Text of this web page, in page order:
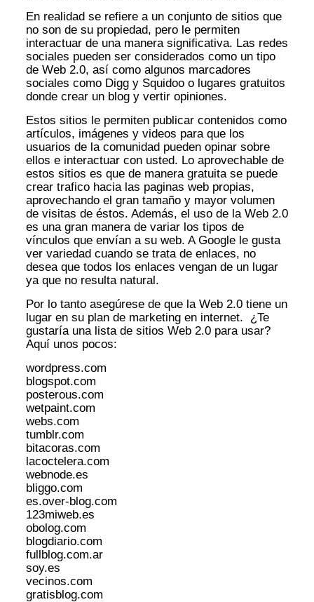
En realidad se refiere a un conjunto de sitios que
no son de su propiedad, pero le permiten
interactuar de una manera significativa. Las redes
sociales pueden ser considerados como un tipo
de Web 2.0, así como algunos marcadores
sociales como Digg y Squidoo o lugares gratuitos
donde crear un blog y vertir opiniones.
Estos sitios le permiten publicar contenidos como
artículos, imágenes y videos para que los
usuarios de la comunidad pueden opinar sobre
ellos e interactuar con usted. Lo aprovechable de
estos sitios es que de manera gratuita se puede
crear trafico hacia las paginas web propias,
aprovechando el gran tamaño y mayor volumen
de visitas de éstos. Además, el uso de la Web 2.0
es una gran manera de variar los tipos de
vínculos que envían a su web. A Google le gusta
ver variedad cuando se trata de enlaces, no
desea que todos los enlaces vengan de un lugar
ya que no resulta natural.
Por lo tanto asegúrese de que la Web 2.0 tiene un
lugar en su plan de marketing en internet. ¿Te
gustaría una lista de sitios Web 2.0 para usar?
Aquí unos pocos:
wordpress.com
blogspot.com
posterous.com
wetpaint.com
webs.com
tumblr.com
bitacoras.com
lacoctelera.com
webnode.es
bliggo.com
es.over-blog.com
123miweb.es
obolog.com
blogdiario.com
fullblog.com.ar
soy.es
vecinos.com
gratisblog.com